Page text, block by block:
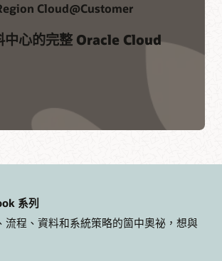
Cloud@Customer
中心的完整 Oracle Cloud
系列
流程、資料和系統策略的箇中奧祕，想與